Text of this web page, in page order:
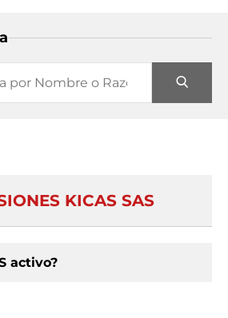
KICAS SAS
activo?